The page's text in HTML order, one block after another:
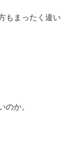
もまったく違い
のか。